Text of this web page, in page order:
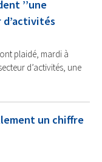
’’une
d’activités
plaidé, mardi à
d’activités, une
un chiffre